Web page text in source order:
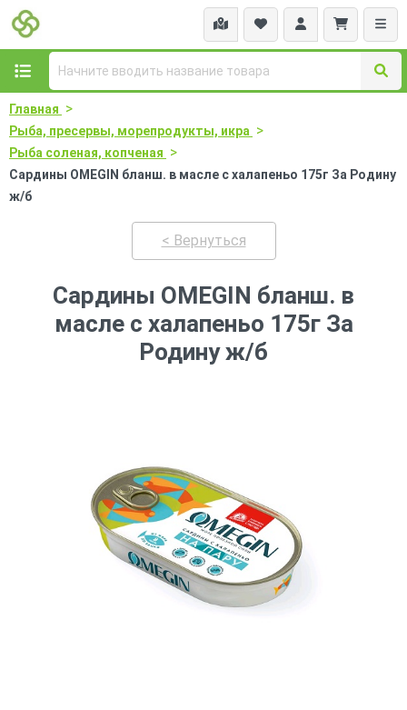
Главная >
Рыба, пресервы, морепродукты, икра >
Рыба соленая, копченая >
Сардины OMEGIN бланш. в масле с халапеньо 175г За Родину
ж/б
< Вернуться
Сардины OMEGIN бланш. в
масле с халапеньо 175г За
Родину ж/б